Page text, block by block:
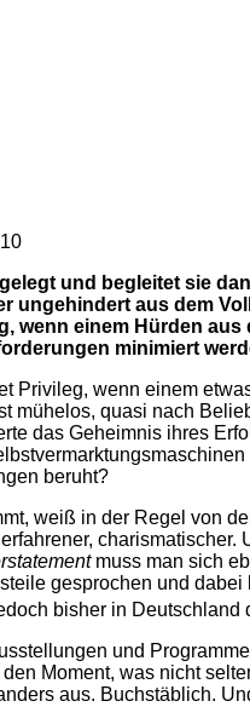
und begleitet sie
ungehindert aus dem
wenn einem Hürden
minimiert
Privileg, wenn einem
mühelos, quasi nach
das Geheimnis ihres
beruht?
weiß in der Regel von
muss man sich
gesprochen und
bisher in
und
Moment, was nicht
aus. Buchstäblich.